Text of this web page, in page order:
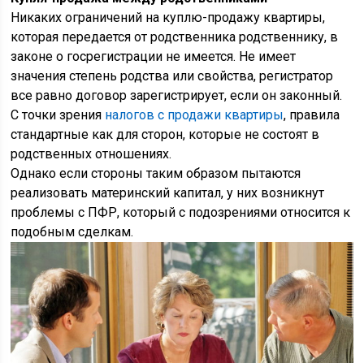
Никаких ограничений на куплю-продажу квартиры,
которая передается от родственника родственнику, в
законе о госрегистрации не имеется. Не имеет
значения степень родства или свойства, регистратор
все равно договор зарегистрирует, если он законный.
С точки зрения налогов с продажи квартиры, правила
стандартные как для сторон, которые не состоят в
родственных отношениях.
Однако если стороны таким образом пытаются
реализовать материнский капитал, у них возникнут
проблемы с ПФР, который с подозрениями относится к
подобным сделкам.